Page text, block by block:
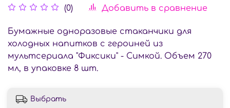
(0) Добавить в сравнение
Бумажные одноразовые стаканчики для
холодных напитков с героиней из
мультсериала "Фиксики" - Симкой. Объем 270
мл, в упаковке 8 шт.
Выбрать